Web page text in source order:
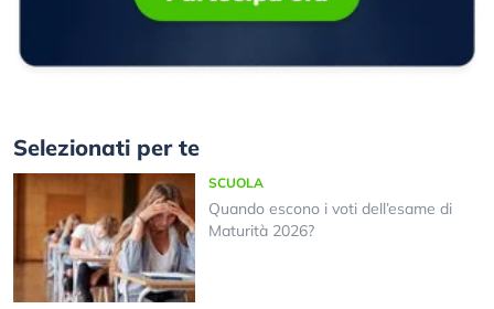
Selezionati per te
SCUOLA
Quando escono i voti dell’esame di
Maturità 2026?